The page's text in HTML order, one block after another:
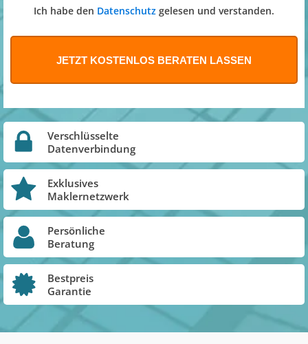
Ich habe den Datenschutz gelesen und verstanden.
Verschlüsselte
Datenverbindung
Exklusives
Maklernetzwerk
Persönliche
Beratung
Bestpreis
Garantie